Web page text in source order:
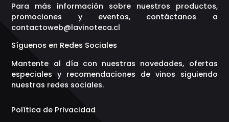
Para más información sobre nuestros productos,
promociones y eventos, contáctanos a
contactoweb@lavinoteca.cl
Síguenos en Redes Sociales
Mantente al día con nuestras novedades, ofertas
especiales y recomendaciones de vinos siguiendo
nuestras redes sociales.
Política de Privacidad